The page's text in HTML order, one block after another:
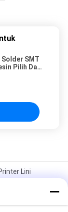
Solder SMT
Pilih Dan
Lini
320 *